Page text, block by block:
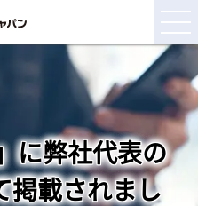
に弊社代表の
掲載されまし